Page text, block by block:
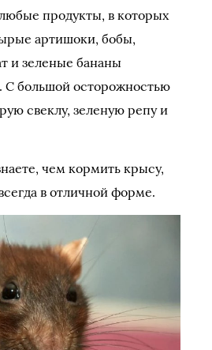
продукты, в которых
артишоки, бобы,
и зеленые бананы
С большой осторожностью
свеклу, зеленую репу и
чем кормить крысу,
в отличной форме.